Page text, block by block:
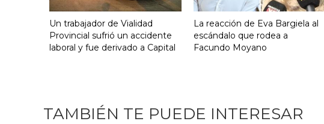
Un trabajador de Vialidad
Provincial sufrió un accidente
laboral y fue derivado a Capital
La reacción de Eva Bargiela al
escándalo que rodea a
Facundo Moyano
TAMBIÉN TE PUEDE INTERESAR